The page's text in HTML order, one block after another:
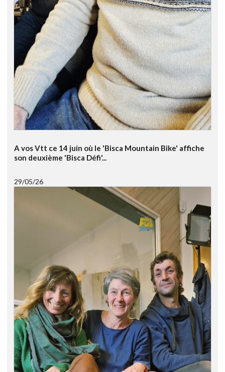
A vos Vtt ce 14 juin où le 'Bisca Mountain Bike' affiche
son deuxième 'Bisca Défi'...
29/05/26